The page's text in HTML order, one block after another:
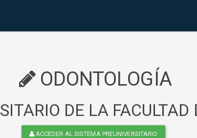
ODONTOLOGÍA
DE LA
ACCEDER AL SISTEMA PREUNIVERSITARIO